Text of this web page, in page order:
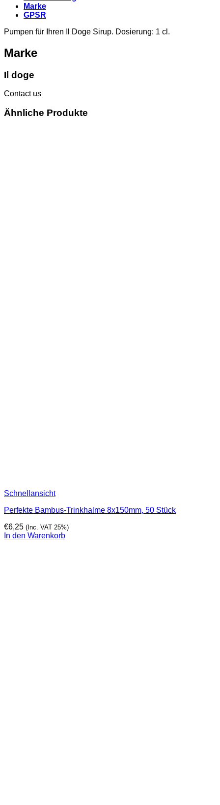
Marke
GPSR
Pumpen für Ihren Il Doge Sirup. Dosierung: 1 cl.
Marke
Il doge
Contact us
Ähnliche Produkte
Schnellansicht
Perfekte Bambus-Trinkhalme 8x150mm, 50 Stück
€6,25 (Inc. VAT 25%)
In den Warenkorb